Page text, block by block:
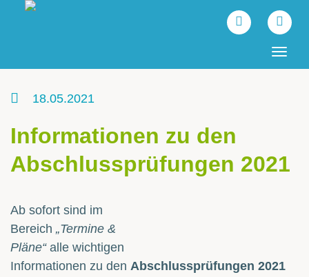
18.05.2021
Informationen zu den
Abschlussprüfungen 2021
Ab sofort sind im
Bereich „Termine &
Pläne“alle wichtigen
Informationen zu den Abschlussprüfungen 2021